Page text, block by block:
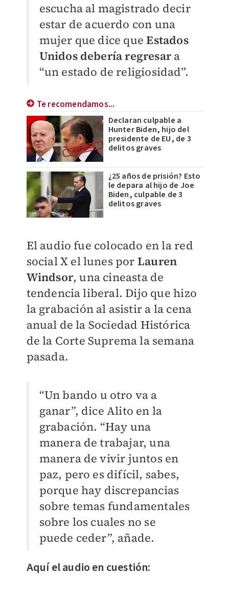
escucha al magistrado decir
estar de acuerdo con una
mujer que dice queEstados
Unidos debería regresara
“un estado de religiosidad”.
Te recomendamos...
Declaran culpable a
Hunter Biden, hijo del
presidente de EU, de 3
delitos graves
¿25 años de prisión? Esto
le depara al hijo de Joe
Biden, culpable de 3
delitos graves
El audio fue colocado en la red
social X el lunes por Lauren
Windsor, una cineasta de
tendencia liberal. Dijo que hizo
la grabación al asistir a la cena
anual de la Sociedad Histórica
de la Corte Suprema la semana
pasada.
“Un bando u otro va a
ganar”, dice Alito en la
grabación. “Hay una
manera de trabajar, una
manera de vivir juntos en
paz, pero es difícil, sabes,
porque hay discrepancias
sobre temas fundamentales
sobre los cuales no se
puede ceder”, añade.
Aquí el audio en cuestión: